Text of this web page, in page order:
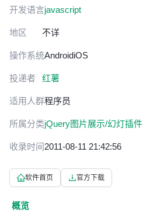
开发语言javascript
地区 不详
操作系统AndroidiOS
投递者 红薯
适用人群程序员
所属分类jQuery图片展示/幻灯插件
收录时间2011-08-11 21:42:56
软件首页 官方下载
概览